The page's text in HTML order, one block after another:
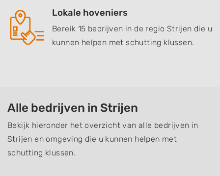
Lokale hoveniers
Bereik 15 bedrijven in de regio Strijen die u
kunnen helpen met schutting klussen.
Alle bedrijven in Strijen
Bekijk hieronder het overzicht van alle bedrijven in
Strijen en omgeving die u kunnen helpen met
schutting klussen.